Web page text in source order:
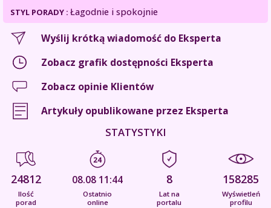
STYL PORADY : Łagodnie i spokojnie
Wyślij krótką wiadomość do Eksperta
Zobacz grafik dostępności Eksperta
Zobacz opinie Klientów
Artykuły opublikowane przez Eksperta
STATYSTYKI
24812
Ilość
porad
08.08 11:44
Ostatnio
online
8
Lat na
portalu
158285
Wyświetleń
profilu